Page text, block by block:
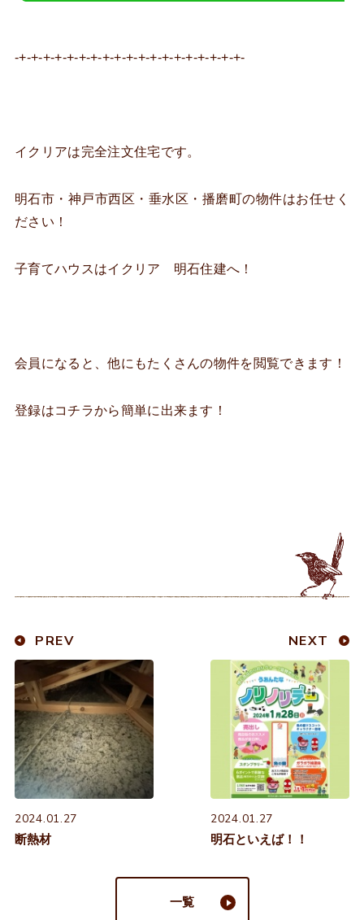
-+-+-+-+-+-+-+-+-+-+-+-+-+-+-+-+-+-+-+-
イクリアは完全注文住宅です。
明石市・神戸市西区・垂水区・播磨町の物件はお任せく
ださい！
子育てハウスはイクリア 明石住建へ！
会員になると、他にもたくさんの物件を閲覧できます！
登録はコチラから簡単に出来ます！
PREV
2024.01.27
断熱材
NEXT
2024.01.27
明石といえば！！
一覧